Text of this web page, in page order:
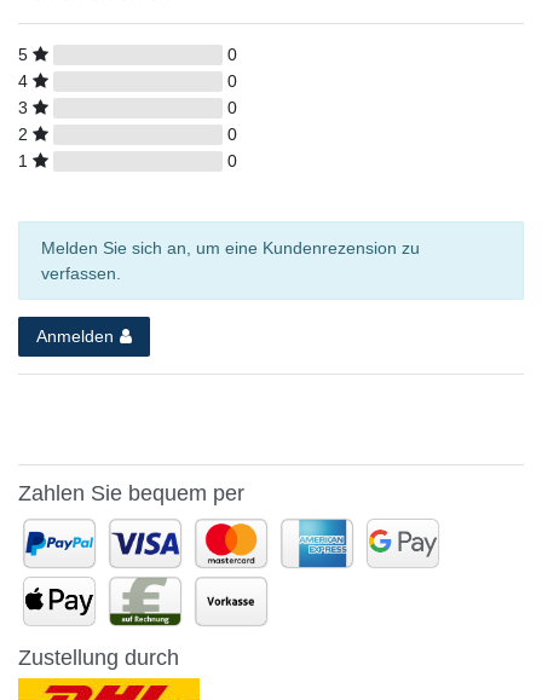
5
0
4
0
3
0
2
0
1
0
Melden Sie sich an, um eine Kundenrezension zu
verfassen.
Anmelden
Zahlen Sie bequem per
Zustellung durch